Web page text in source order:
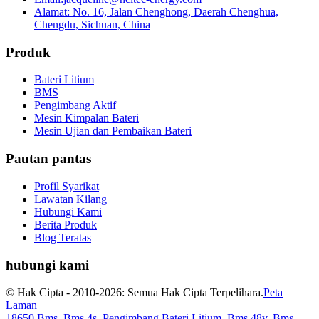
Alamat: No. 16, Jalan Chenghong, Daerah Chenghua,
Chengdu, Sichuan, China
Produk
Bateri Litium
BMS
Pengimbang Aktif
Mesin Kimpalan Bateri
Mesin Ujian dan Pembaikan Bateri
Pautan pantas
Profil Syarikat
Lawatan Kilang
Hubungi Kami
Berita Produk
Blog Teratas
hubungi kami
© Hak Cipta - 2010-2026: Semua Hak Cipta Terpelihara.Peta
Laman